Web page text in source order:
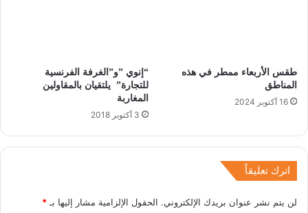
طقس الأربعاء ممطر في هذه
المناطق
16 أكتوبر 2024
‬المغاربة
3 أكتوبر 2018
اترك تعليقاً
لن يتم نشر عنوان بريدك الإلكتروني. الحقول الإلزامية مشار إليها بـ *